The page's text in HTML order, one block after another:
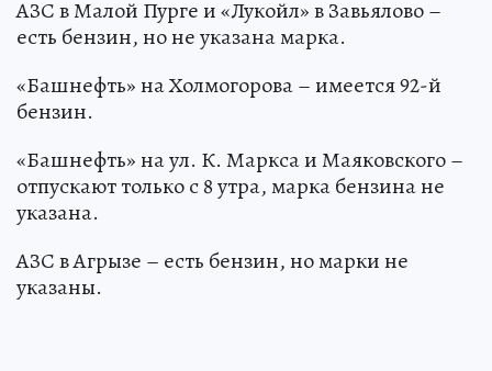
АЗС в Малой Пурге и «Лукойл» в Завьялово –
есть бензин, но не указана марка.
«Башнефть» на Холмогорова – имеется 92-й
бензин.
«Башнефть» на ул. К. Маркса и Маяковского –
отпускают только с 8 утра, марка бензина не
указана.
АЗС в Агрызе – есть бензин, но марки не
указаны.